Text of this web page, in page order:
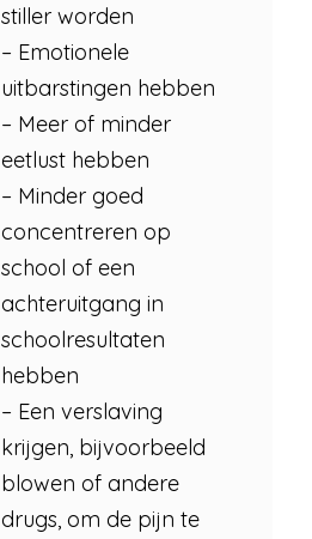
stiller worden
– Emotionele
uitbarstingen hebben
– Meer of minder
eetlust hebben
– Minder goed
concentreren op
school of een
achteruitgang in
schoolresultaten
hebben
– Een verslaving
krijgen, bijvoorbeeld
blowen of andere
drugs, om de pijn te